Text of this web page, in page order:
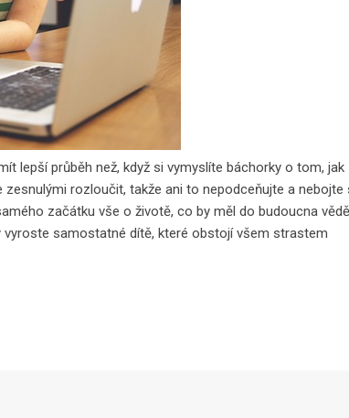
lepší průběh než, když si vymyslíte báchorky o tom, jak
rozloučit, takže ani to nepodceňujte a nebojte
začátku vše o životě, co by měl do budoucna
samostatné dítě, které obstojí všem strastem